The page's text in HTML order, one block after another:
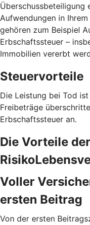
Überschussbeteiligung
Aufwendungen in
gehören zum Beispiel
Erbschaftssteuer –
Immobilien vererbt
Steuervorteile
Die Leistung bei Tod
Freibeträge
Erbschaftssteuer an.
Die Vorteile
Voller
ersten Beitrag
Von der ersten